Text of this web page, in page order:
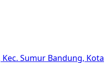
Kec. Sumur Bandung, Kota